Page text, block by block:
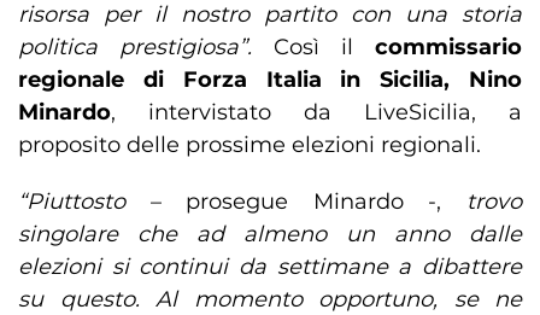
risorsa per il nostro partito con una storia
politica prestigiosa”. Così il commissario
regionale di Forza Italia in Sicilia, Nino
Minardo, intervistato da LiveSicilia, a
proposito delle prossime elezioni regionali.
“Piuttosto– prosegue Minardo -, trovo
singolare che ad almeno un anno dalle
elezioni si continui da settimane a dibattere
su questo. Al momento opportuno, se ne